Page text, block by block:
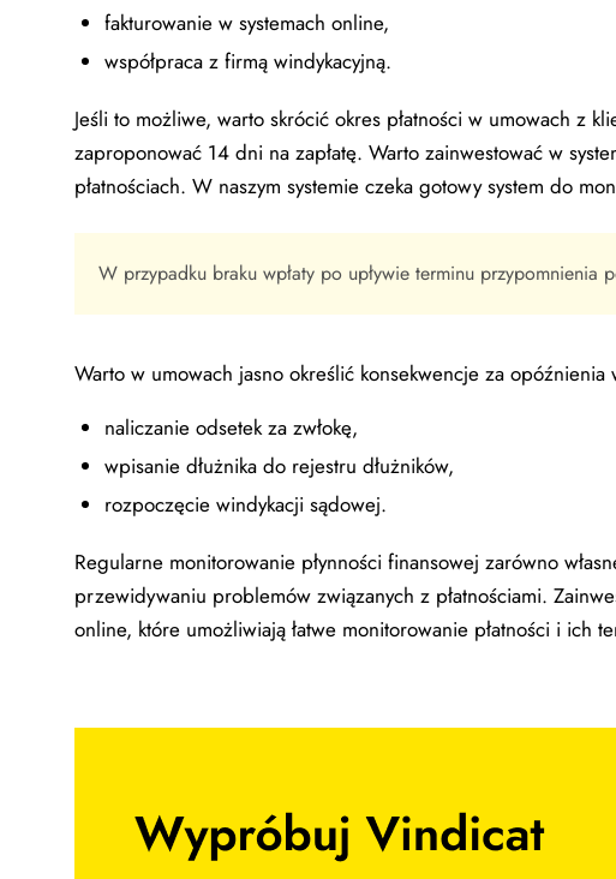
fakturowanie w systemach online,
współpraca z firmą windykacyjną.
Jeśli to możliwe, warto skrócić okres płatności w umowach z
zaproponować 14 dni na zapłatę. Warto zainwestować w
płatnościach. W naszym systemie czeka gotowy system do
W przypadku braku wpłaty po upływie terminu przypomnienia
Warto w umowach jasno określić konsekwencje za opóźnienia
naliczanie odsetek za zwłokę,
wpisanie dłużnika do rejestru dłużników,
rozpoczęcie windykacji sądowej.
Regularne monitorowanie płynności finansowej zarówno
przewidywaniu problemów związanych z płatnościami.
online, które umożliwiają łatwe monitorowanie płatności i ich